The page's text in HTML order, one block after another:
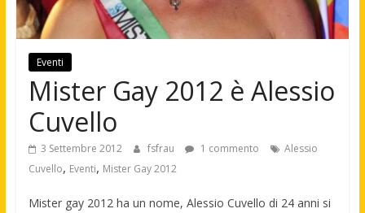
Eventi
Mister Gay 2012 è Alessio
Cuvello
3 Settembre 2012 fsfrau 1 commento
Alessio
Cuvello, Eventi, Mister Gay 2012
Mister gay 2012 ha un nome, Alessio Cuvello di 24 anni si